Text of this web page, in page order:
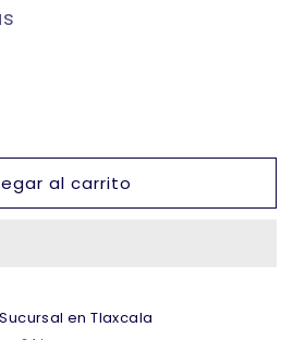
al carrito
Sucursal en Tlaxcala